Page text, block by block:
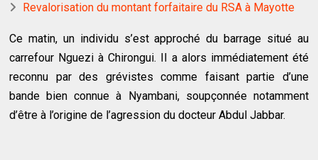
Revalorisation du montant forfaitaire du RSA à Mayotte
Ce matin, un individu s’est approché du barrage situé au
carrefour Nguezi à Chirongui. Il a alors immédiatement été
reconnu par des grévistes comme faisant partie d’une
bande bien connue à Nyambani, soupçonnée notamment
d’être à l’origine de l’agression du docteur Abdul Jabbar.